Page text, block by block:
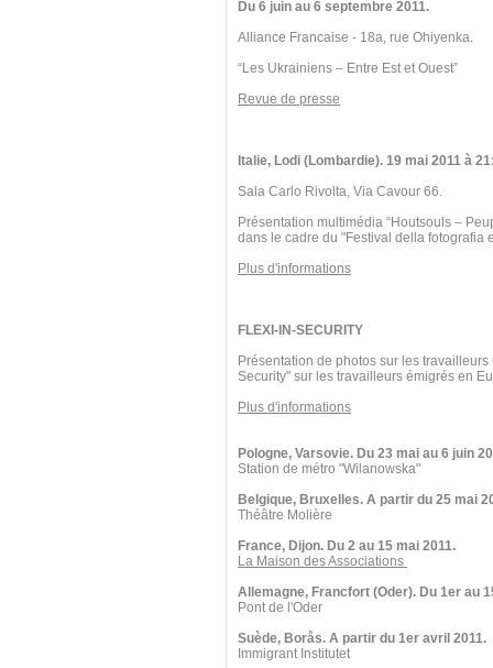
Du 6 juin au 6 septembre 2011.
Alliance Francaise - 18a, rue Ohiyenka.
“Les Ukrainiens – Entre Est et Ouest”
Revue de presse
Italie, Lodi (Lombardie). 19 mai 2011 à
Sala Carlo Rivolta, Via Cavour 66.
Présentation multimédia “Houtsouls –
dans le cadre du "Festival della fotografia
Plus d'informations
FLEXI-IN-SECURITY
Présentation de photos sur les
Security" sur les travailleurs émigrés en
Plus d'informations
Pologne, Varsovie. Du 23 mai au 6 juin
Station de métro "Wilanowska"
Belgique, Bruxelles. A partir du 25 mai
Théâtre Molière
France, Dijon. Du 2 au 15 mai 2011.
La Maison des Associations
Allemagne, Francfort (Oder). Du 1er au
Pont de l'Oder
Suède, Borås. A partir du 1er avril 2011.
Immigrant Institutet